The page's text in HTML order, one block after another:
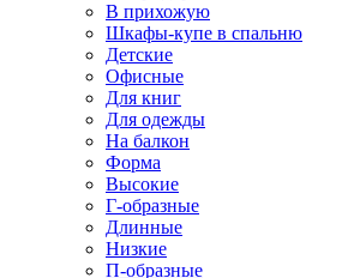
В прихожую
Шкафы-купе в спальню
Детские
Офисные
Для книг
Для одежды
На балкон
Форма
Высокие
Г-образные
Длинные
Низкие
П-образные